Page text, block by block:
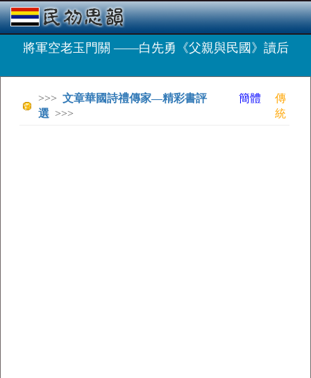
將軍空老玉門關 ——白先勇《父親與民國》讀后
>>> 文章華國詩禮傳家—精彩書評
選 >>>
簡體
傳
統